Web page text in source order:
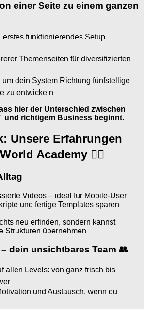
einer Seite zu einem ganzen
erstes funktionierendes Setup
Themenseiten für diversifizierten
um dein System Richtung fünfstellige
zu entwickeln
hier der Unterschied zwischen
und richtigem Business beginnt.
Unsere Erfahrungen
Academy 🕵️‍♂️
Videos – ideal für Mobile-User
und fertige Templates sparen
neu erfinden, sondern kannst
Strukturen übernehmen
dein unsichtbares Team 👥
allen Levels: von ganz frisch bis
und Austausch, wenn du